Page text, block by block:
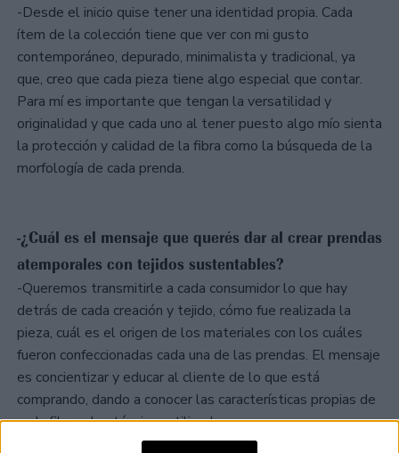
-Desde el inicio quise tener una identidad propia. Cada
ítem de la colección tiene que ver con mi gusto
contemporáneo, depurado, minimalista y tradicional, ya
que, creo que cada pieza tiene algo especial que contar.
Para mí es importante que tengan la versatilidad y
originalidad y que cada uno al tener puesto algo mío sienta
la protección y calidad de la fibra como la búsqueda de la
morfología de cada prenda.
-¿Cuál es el mensaje que querés dar al crear prendas
atemporales con tejidos sustentables?
-Queremos transmitirle a cada consumidor lo que hay
detrás de cada creación y tejido, cómo fue realizada la
pieza, cuál es el origen de los materiales con los cuáles
fueron confeccionadas cada una de las prendas. El mensaje
es concientizar y educar al cliente de lo que está
comprando, dando a conocer las características propias de
cada fibra y las técnicas utilizadas.